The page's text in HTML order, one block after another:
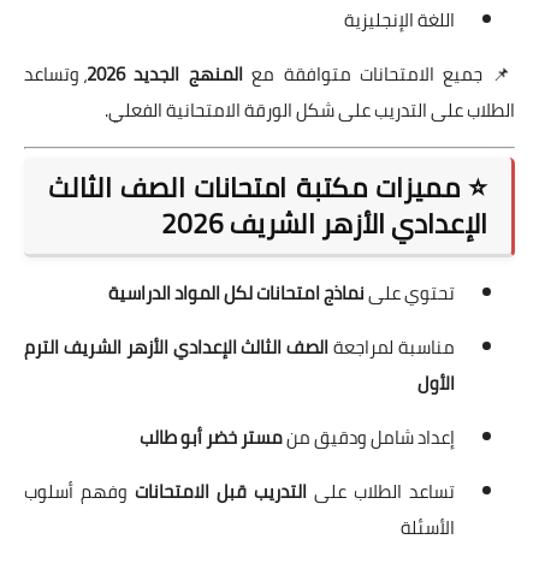
اللغة الإنجليزية
📌 جميع الامتحانات متوافقة معالمنهج الجديد 2026
، وتساعد
الطلاب على التدريب على شكل الورقة الامتحانية الفعلي.
⭐ مميزات مكتبة امتحانات الصف الثالث
الإعدادي الأزهر الشريف 2026
تحتوي علىنماذج امتحانات لكل المواد الدراسية
مناسبة لمراجعةالصف الثالث الإعدادي الأزهر الشريف الترم
الأول
إعداد شامل ودقيق منمستر خضر أبو طالب
تساعد الطلاب على التدريب قبل الامتحانات وفهم أسلوب
الأسئلة